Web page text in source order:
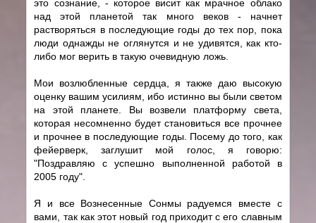
это сознание, - которое висит как мрачное облако
над этой планетой так много веков - начнет
растворяться в последующие годы до тех пор, пока
люди однажды не оглянутся и не удивятся, как кто-
либо мог верить в такую очевидную ложь.
Мои возлюбленные сердца, я также даю высокую
оценку вашим усилиям, ибо истинно вы были светом
на этой планете. Вы возвели платформу света,
которая несомненно будет становиться все прочнее
и прочнее в последующие годы. Посему до того, как
фейерверк, заглушит мой голос, я говорю:
"Поздравляю с успешно выполненной работой в
2005 году".
Я и все Вознесенные Сонмы радуемся вместе с
вами, так как этот новый год приходит с его славным